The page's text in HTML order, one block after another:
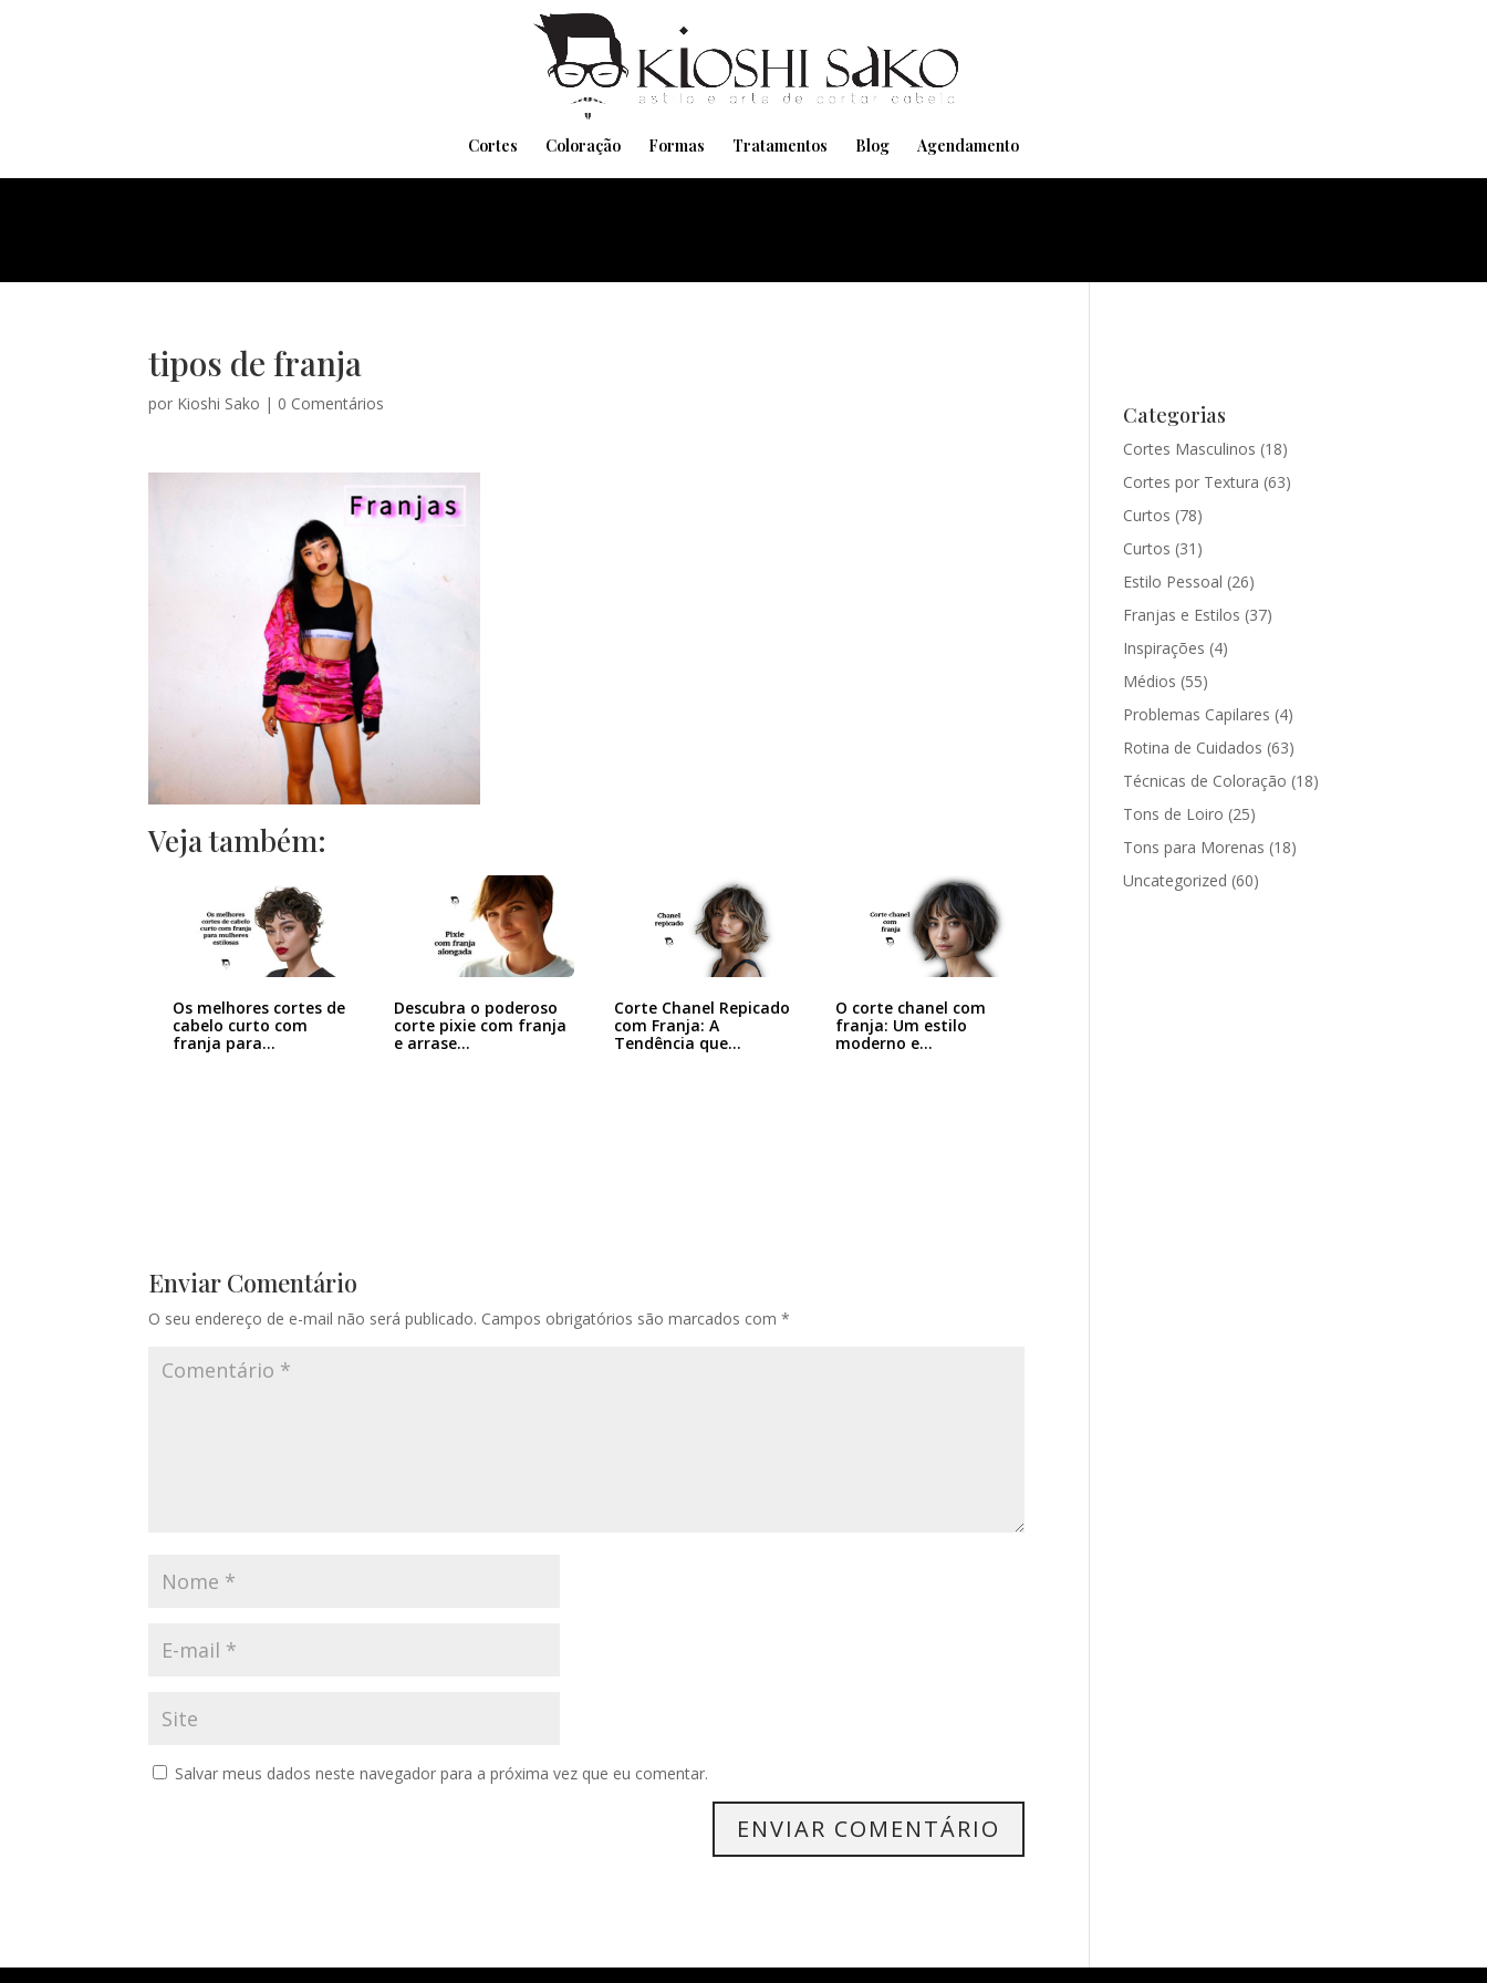
Cortes Coloração Formas Tratamentos Blog Agendamento
tipos de franja
por Kioshi Sako | 0 Comentários
Veja também:
Os melhores cortes de
cabelo curto com
franja para…
Descubra o poderoso
corte pixie com franja
e arrase…
Corte Chanel Repicado
com Franja: A
Tendência que…
O corte chanel com
franja: Um estilo
moderno e…
Enviar Comentário
O seu endereço de e-mail não será publicado. Campos obrigatórios são marcados com*
Salvar meus dados neste navegador para a próxima vez que eu comentar.
Categorias
Cortes Masculinos (18)
Cortes por Textura (63)
Curtos (78)
Curtos (31)
Estilo Pessoal (26)
Franjas e Estilos (37)
Inspirações (4)
Médios (55)
Problemas Capilares (4)
Rotina de Cuidados (63)
Técnicas de Coloração (18)
Tons de Loiro (25)
Tons para Morenas (18)
Uncategorized (60)
Pensando em transformar seu Visual??
Agende pelo Whatsapp